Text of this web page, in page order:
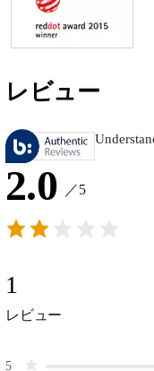
レビュー
2.0 ／5
1
レビュー
5